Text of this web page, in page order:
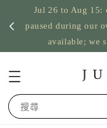
Jul 26 to Aug 15:
paused during our
available; we
搜尋